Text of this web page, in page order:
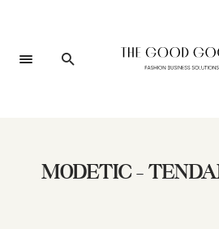
MODETIC –